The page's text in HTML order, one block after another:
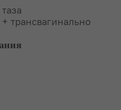
трансвагинально